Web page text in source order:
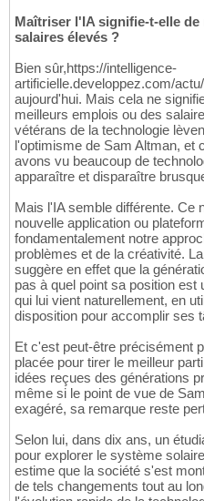
Maîtriser l'IA signifie-t-elle
salaires élevés ?
Bien sûr,https://intelligence-
artificielle.developpez.com/
aujourd'hui. Mais cela ne
meilleurs emplois ou des
vétérans de la technologie
l'optimisme de Sam Altman, et
avons vu beaucoup de
apparaître et disparaître
Mais l'IA semble différente. Ce
nouvelle application ou
fondamentalement notre
problèmes et de la créativité.
suggère en effet que la
pas à quel point sa position
qui lui vient naturellement, en
disposition pour accomplir ses
Et c'est peut-être précisément
placée pour tirer le meilleur
idées reçues des générations
même si le point de vue de
exagéré, sa remarque reste
Selon lui, dans dix ans, un
pour explorer le système
estime que la société s'est
de tels changements tout au